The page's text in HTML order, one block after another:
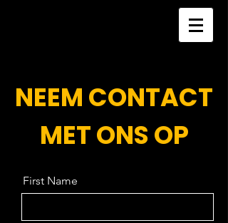
NEEM CONTACT
MET ONS OP
First Name